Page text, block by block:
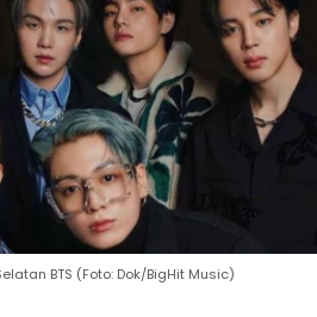
BTS (Foto: Dok/BigHit Music)